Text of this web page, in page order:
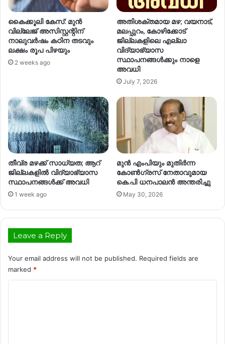
കൈക്കൂലി കേസ്: മുൻ
വില്ലേജ് അസിസ്റ്റന്റിന്
നാലുവർഷം കഠിന തടവും
ലക്ഷം രൂപ പിഴയും
2 weeks ago
അതിശക്തമായ മഴ; വയനാട്,
മലപ്പുറം, കോഴിക്കോട്
ജില്ലകളിലെ എല്ലാ
വിദ്യാഭ്യാസ
സ്ഥാപനങ്ങൾക്കും നാളെ
അവധി
July 7, 2026
തീവ്ര മഴക്ക് സാധ്യത; ആറ്
ജില്ലകളിൽ വിദ്യാഭ്യാസ
സ്ഥാപനങ്ങൾക്ക് അവധി
1 week ago
മുൻ എംപിയും മുതിർന്ന
കോൺഗ്രസ് നേതാവുമായ
കെ.പി ധനപാലൻ അന്തരിച്ചു
May 30, 2026
Leave a Reply
Your email address will not be published. Required fields are
marked *